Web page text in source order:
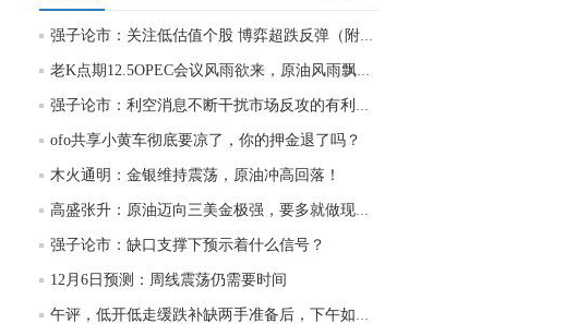
20:24:46
20:22:18
金十数据8月8日讯，伯克希尔哈撒韦A(BRK.A.N)2026年Q2营收129.83亿美元，上年同期为925.15亿美元；Q2归属于股东的净利润256.67亿美元，上年同期123.70亿美元。此外，现金储备降至3647亿美元，较第一季度的3970亿美元有所下降。截至6月30日，其持有的固定收益证券投资公允价值达170.34亿美元，其中，对美债、外国债券、企业债券的投资公允价值分别为30.02亿美元，126.68亿美元，13.64亿美元。公司66%的股权投资总公允价值集中在美国运通、苹果、美国银行、Alphabet和可口可乐。
20:15:57
20:14:15
20:12:31
强子论市：关注低估值个股 博弈超跌反弹（附个股）！
老K点期12.5OPEC会议风雨欲来，原油风雨飘摇如期空
强子论市：利空消息不断干扰市场反攻的有利时机在哪
ofo共享小黄车彻底要凉了，你的押金退了吗？
木火通明：金银维持震荡，原油冲高回落！
高盛张升：原油迈向三美金极强，要多就做现价多！
强子论市：缺口支撑下预示着什么信号？
12月6日预测：周线震荡仍需要时间
午评，低开低走缓跌补缺两手准备后，下午如何操作